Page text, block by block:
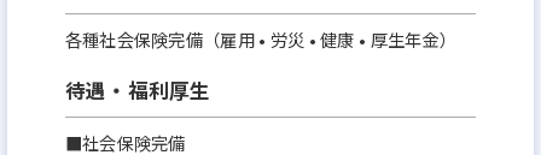
各種社会保険完備（雇用 • 労災 • 健康 • 厚生年金）
待遇・福利厚生
■社会保険完備